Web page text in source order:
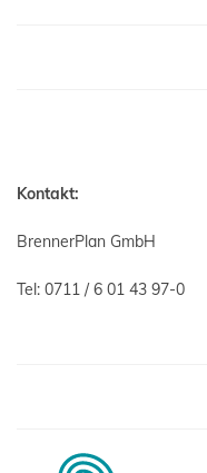
Kontakt:
BrennerPlan GmbH
Tel: 0711 / 6 01 43 97-0